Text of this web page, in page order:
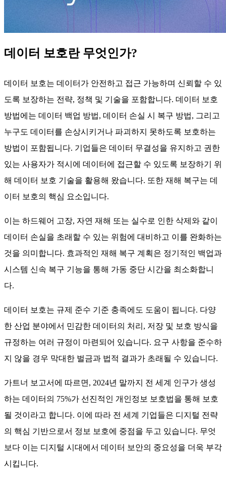
데이터 보호란 무엇인가?
데이터 보호는 데이터가 안전하고 접근 가능하며 신뢰할 수 있
도록 보장하는 전략, 정책 및 기술을 포함합니다. 데이터 보호
방법에는 데이터 백업 방법, 데이터 손실 시 복구 방법, 그리고
누구도 데이터를 손상시키거나 파괴하지 못하도록 보호하는
방법이 포함됩니다. 기업들은 데이터 무결성을 유지하고 권한
있는 사용자가 적시에 데이터에 접근할 수 있도록 보장하기 위
해 데이터 보호 기술을 활용해 왔습니다. 또한 재해 복구는 데
이터 보호의 핵심 요소입니다.
이는 하드웨어 고장, 자연 재해 또는 실수로 인한 삭제와 같이
데이터 손실을 초래할 수 있는 위험에 대비하고 이를 완화하는
것을 의미합니다. 효과적인 재해 복구 계획은 정기적인 백업과
시스템 신속 복구 기능을 통해 가동 중단 시간을 최소화합니
다.
데이터 보호는 규제 준수 기준 충족에도 도움이 됩니다. 다양
한 산업 분야에서 민감한 데이터의 처리, 저장 및 보호 방식을
규정하는 여러 규정이 마련되어 있습니다. 요구 사항을 준수하
지 않을 경우 막대한 벌금과 법적 결과가 초래될 수 있습니다.
가트너 보고서에 따르면, 2024년 말까지 전 세계 인구가 생성
하는 데이터의 75%가 선진적인 개인정보 보호법을 통해 보호
될 것이라고 합니다. 이에 따라 전 세계 기업들은 디지털 전략
의 핵심 기반으로서 정보 보호에 중점을 두고 있습니다. 무엇
보다 이는 디지털 시대에서 데이터 보안의 중요성을 더욱 부각
시킵니다.